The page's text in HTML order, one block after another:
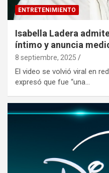
ENTRETENIMIENTO
Isabella Ladera
íntimo y anuncia
8 septiembre, 2025
El video se volvió viral en
expresó que fue “una…